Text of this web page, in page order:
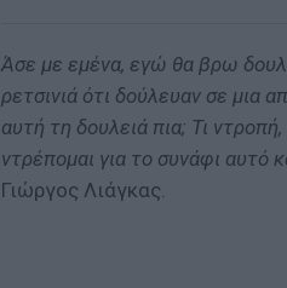
Άσε με εμένα, εγώ θα βρω
ρετσινιά ότι δούλευαν σε μια
αυτή τη δουλειά πια; Τι
ντρέπομαι για το συνάφι αυτό
Γιώργος Λιάγκας.